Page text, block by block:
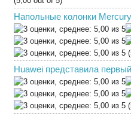
Напольные колонки
Huawei представила